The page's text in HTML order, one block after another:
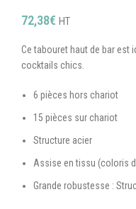
72,38€ HT
Ce tabouret haut de bar est
cocktails chics.
6 pièces hors chariot
15 pièces sur chariot
Structure acier
Assise en tissu (coloris
Grande robustesse :